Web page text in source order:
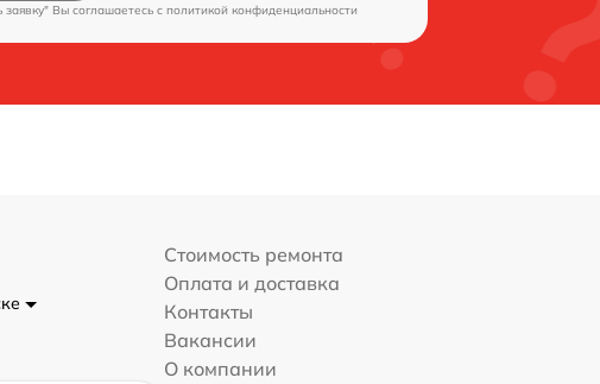
Вы соглашаетесь c политикой конфиденциальности
Стоимость ремонта
Оплата и доставка
Контакты
Вакансии
О компании